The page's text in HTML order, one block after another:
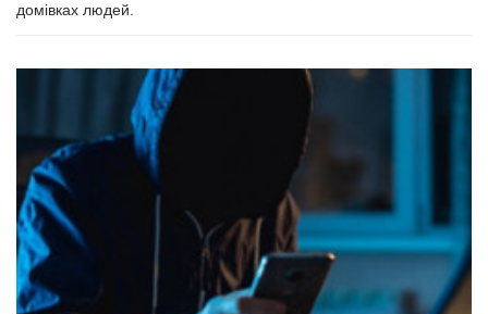
домівках людей.